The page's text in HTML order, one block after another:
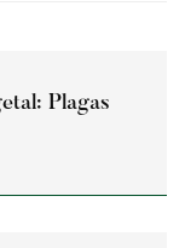
Plagas